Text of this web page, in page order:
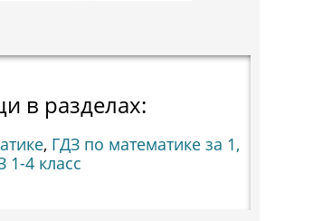
в разделах:
, ГДЗ по математике за 1,
1-4 класс